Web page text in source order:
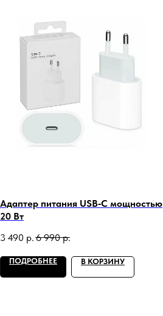
Адаптер питания USB‑C мощностью
20 Вт
3 490 р. 6 990 р.
ПОДРОБНЕЕ В КОРЗИНУ